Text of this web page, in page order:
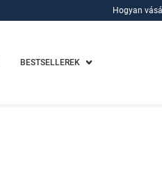
Hogyan
BESTSELLEREK